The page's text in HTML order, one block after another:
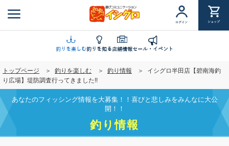
ン
ツ
移
動
ログイン ショップ
釣りを楽しむ釣りを知る店舗情報セール・イベント
トップページ 釣りを楽しむ 釣り情報
イシグロ半田店【碧南海釣
り広場】堤防調査行ってきました!!
あなたのフィッシング情報を大募集！！喜びと悲しみをみんなに大公
開！！
釣り情報